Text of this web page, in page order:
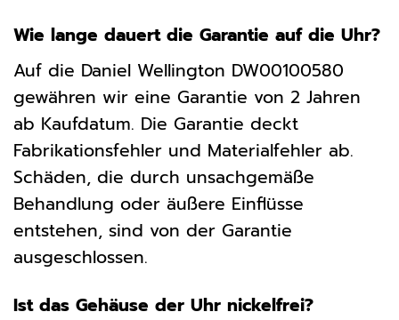
Wie lange dauert die Garantie auf die Uhr?
Auf die Daniel Wellington DW00100580
gewähren wir eine Garantie von 2 Jahren
ab Kaufdatum. Die Garantie deckt
Fabrikationsfehler und Materialfehler ab.
Schäden, die durch unsachgemäße
Behandlung oder äußere Einflüsse
entstehen, sind von der Garantie
ausgeschlossen.
Ist das Gehäuse der Uhr nickelfrei?